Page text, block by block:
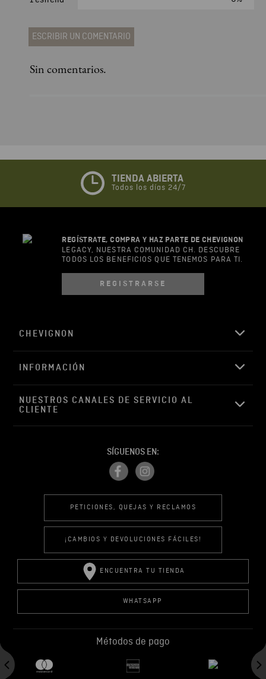
ESCRIBIR UN COMENTARIO
Califique el producto de 1 a 5 estrellas
★☆ ☆
Su nombre
Correo electrónico
ENVIAR COMENTARIO
Sin comentarios.
TIENDA ABIERTA
Todos los días 24/7
REGÍSTRATE, COMPRA Y HAZ PARTE DE CHEVIGNON
LEGACY, NUESTRA COMUNIDAD CH. DESCUBRE
TODOS LOS BENEFICIOS QUE TENEMOS PARA TI.
REGISTRARSE
CHEVIGNON
INFORMACIÓN
NUESTROS CANALES DE SERVICIO AL
CLIENTE
SÍGUENOS EN:
PETICIONES, QUEJAS Y RECLAMOS
¡CAMBIOS Y DEVOLUCIONES FÁCILES!
ENCUENTRA TU TIENDA
WHATSAPP
Métodos de pago